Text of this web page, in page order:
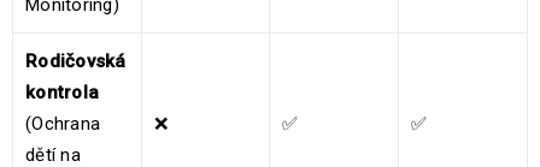
Monitoring)
Rodičovská
kontrola
(Ochrana
dětí na
❌ ✅ ✅